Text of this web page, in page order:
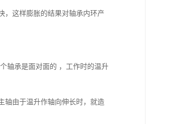
，这样膨胀的结果对轴承内环产
轴承是面对面的 ，工作时的温升
轴由于温升作轴向伸长时，就造